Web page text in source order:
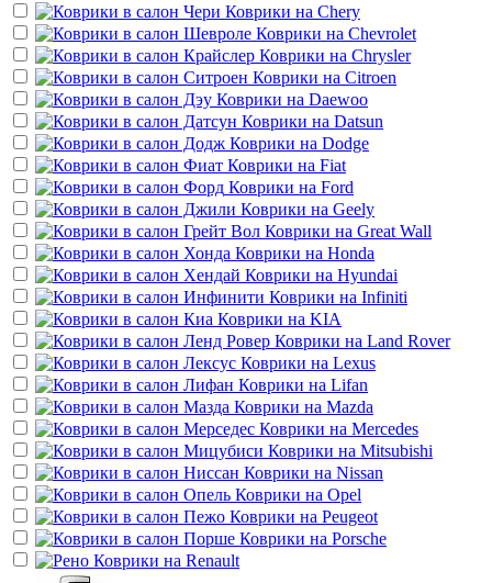
Коврики на Chery
Коврики на Chevrolet
Коврики на Chrysler
Коврики на Citroen
Коврики на Daewoo
Коврики на Datsun
Коврики на Dodge
Коврики на Fiat
Коврики на Ford
Коврики на Geely
Коврики на Great Wall
Коврики на Honda
Коврики на Hyundai
Коврики на Infiniti
Коврики на KIA
Коврики на Land Rover
Коврики на Lexus
Коврики на Lifan
Коврики на Mazda
Коврики на Mercedes
Коврики на Mitsubishi
Коврики на Nissan
Коврики на Opel
Коврики на Peugeot
Коврики на Porsche
Коврики на Renault